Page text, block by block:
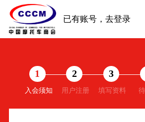
已有账号，去登录
1
入会须知
2
用户注册
3
填写资料